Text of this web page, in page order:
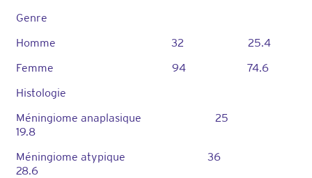
Genre
Homme 32 25.4
Femme 94 74.6
Histologie
Méningiome anaplasique 25
19.8
Méningiome atypique 36
28.6